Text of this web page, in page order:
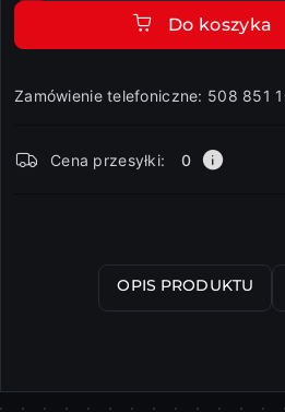
Do koszyka
Zamówienie telefoniczne: 508 851
i
Cena przesyłki: 0
OPIS PRODUKTU